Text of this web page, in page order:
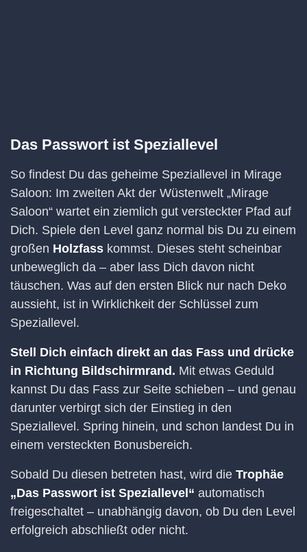
Das Passwort ist Speziallevel
So findest Du das geheime Speziallevel in Mirage
Saloon: Im zweiten Akt der Wüstenwelt „Mirage
Saloon“ wartet ein ziemlich gut versteckter Pfad auf
Dich. Spiele den Level ganz normal bis Du zu einem
großen Holzfass kommst. Dieses steht scheinbar
unbeweglich da – aber lass Dich davon nicht
täuschen. Was auf den ersten Blick nur nach Deko
aussieht, ist in Wirklichkeit der Schlüssel zum
Speziallevel.
Stell Dich einfach direkt an das Fass und drücke
in Richtung Bildschirmrand. Mit etwas Geduld
kannst Du das Fass zur Seite schieben – und genau
darunter verbirgt sich der Einstieg in den
Speziallevel. Spring hinein, und schon landest Du in
einem versteckten Bonusbereich.
Sobald Du diesen betreten hast, wird die Trophäe
„Das Passwort ist Speziallevel“ automatisch
freigeschaltet – unabhängig davon, ob Du den Level
erfolgreich abschließt oder nicht.